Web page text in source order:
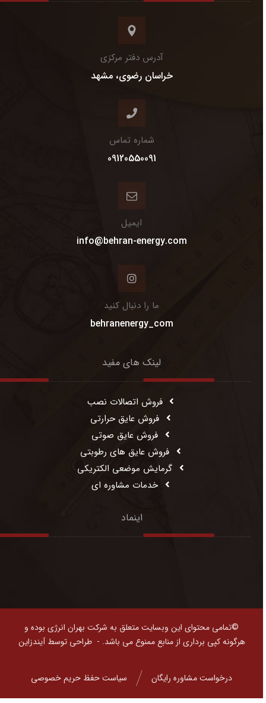
آدرس دفتر مرکزی
خراسان رضوی، مشهد
شماره تماس
09120550091
ایمیل
info@behran-energy.com
ما را دنبال کنید
behranenergy_com
لینک های مفید
فروش اتصالات نصب
فروش عایق حرارتی
فروش عایق صوتی
فروش عایق های رطوبتی
گرمایش موضعی الکتریکی
خدمات مشاوره ای
اینماد
©تمامی محتوای این وبسایت متعلق به شرکت بهران انرژی بوده و
هرگونه کپی برداری از منابع ممنوع می باشد. -طراحی توسط آیندزاین
سیاست حفظ حریم خصوصی درخواست مشاوره رایگان